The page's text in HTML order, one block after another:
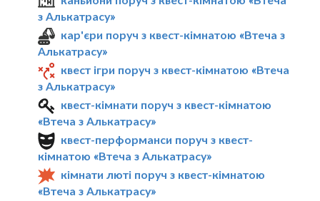
з Алькатрасу»
кар'єри поруч з квест-кімнатою «Втеча з
Алькатрасу»
квест ігри поруч з квест-кімнатою «Втеча
з Алькатрасу»
квест-кімнати поруч з квест-кімнатою
«Втеча з Алькатрасу»
квест-перформанси поруч з квест-
кімнатою «Втеча з Алькатрасу»
кімнати люті поруч з квест-кімнатою
«Втеча з Алькатрасу»